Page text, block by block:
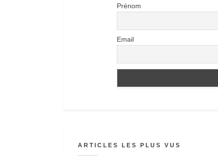
Prénom
Email
ARTICLES LES PLUS VUS